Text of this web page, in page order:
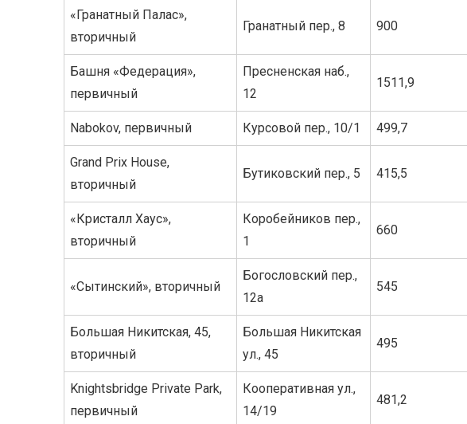
«Гранатный Палас»,
вторичный
Гранатный пер., 8 900
Башня «Федерация»,
первичный
Пресненская наб.,
12
1511,9
Nabokov, первичный Курсовой пер., 10/1 499,7
Grand Prix House,
вторичный
Бутиковский пер., 5 415,5
«Кристалл Хаус»,
вторичный
Коробейников пер.,
1
660
«Сытинский», вторичный
Богословский пер.,
12а
545
Большая Никитская, 45,
вторичный
Большая Никитская
ул., 45
495
Knightsbridge Private Park,
первичный
Кооперативная ул.,
14/19
481,2